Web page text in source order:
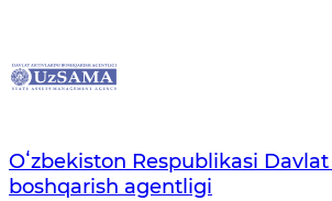
Oʻzbekiston Respublikasi
boshqarish agentligi